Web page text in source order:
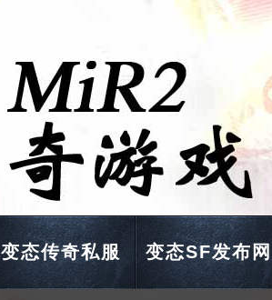
变态传奇私服 变态SF发布网